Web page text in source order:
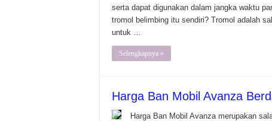
serta dapat digunakan dalam jangka waktu
tromol belimbing itu sendiri? Tromol adalah
untuk …
Selengkapnya »
Harga Ban Mobil Avanza
Harga Ban Mobil Avanza merupakan